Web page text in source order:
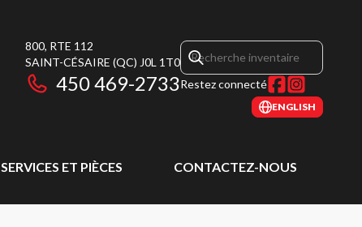
800, RTE 112
SAINT-CÉSAIRE (QC) J0L 1T0
450 469-2733Restez connecté
ENGLISH
SERVICES ET PIÈCES CONTACTEZ-NOUS